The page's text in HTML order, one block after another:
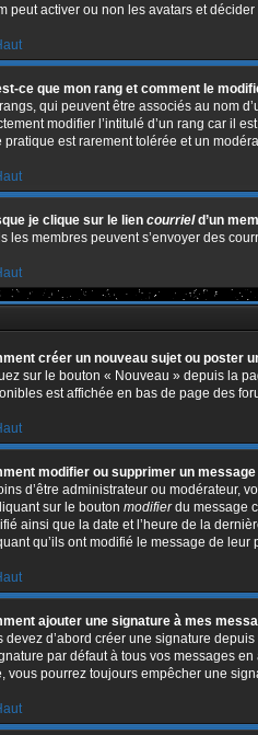
peut activer ou non les avatars et
ce que mon rang et comment le
qui peuvent être associés au nom
modifier l’intitulé d’un rang car il
pratique est rarement tolérée et un
je clique sur le lien courrield’un
les membres peuvent s’envoyer des
créer un nouveau sujet ou poster
sur le bouton « Nouveau » depuis la
est affichée en bas de page des
modifier ou supprimer un message
d’être administrateur ou modérateur,
sur le bouton modifierdu message
ainsi que la date et l’heure de la
qu’ils ont modifié le message de
ajouter une signature à mes
devez d’abord créer une signature
par défaut à tous vos messages
vous pourrez toujours empêcher une